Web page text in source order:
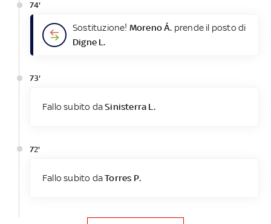
74'
Sostituzione! Moreno Á. prende il posto di
Digne L.
73'
Fallo subito daSinisterra L.
72'
Fallo subito daTorres P.